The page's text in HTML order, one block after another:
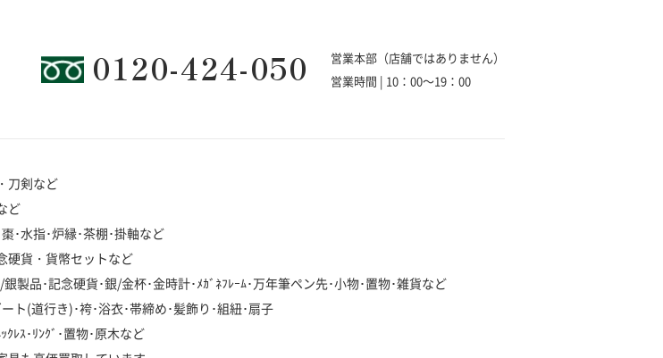
0120-424-050
営業本部（店舗ではありません）
営業時間 | 10：00～19：00
刀剣など
ど
･水指･炉縁･茶棚･掛軸など
硬貨・貨幣セットなど
製品･記念硬貨･銀/金杯･金時計･ﾒｶﾞﾈﾌﾚｰﾑ･万年筆ペン先･小物･置物･雑貨など
ト(道行き)･袴･浴衣･帯締め･髪飾り･組紐･扇子
ﾚｽ･ﾘﾝｸﾞ･置物･原木など